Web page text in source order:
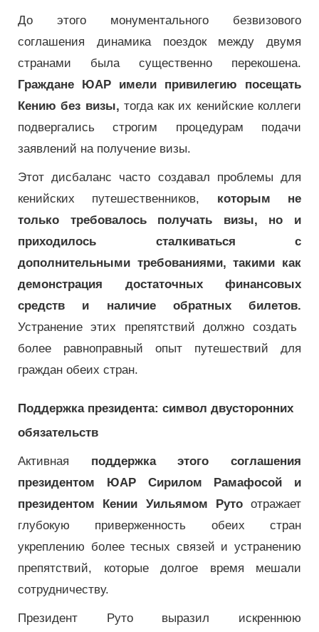
До этого монументального безвизового
соглашения динамика поездок между двумя
странами была существенно перекошена.
Граждане ЮАР имели привилегию посещать
Кению без визы, тогда как их кенийские коллеги
подвергались строгим процедурам подачи
заявлений на получение визы.
Этот дисбаланс часто создавал проблемы для
кенийских путешественников, которым не
только требовалось получать визы, но и
приходилось сталкиваться с
дополнительными требованиями, такими как
демонстрация достаточных финансовых
средств и наличие обратных билетов.
Устранение этих препятствий должно создать
более равноправный опыт путешествий для
граждан обеих стран.
Поддержка президента: символ двусторонних
обязательств
Активная поддержка этого соглашения
президентом ЮАР Сирилом Рамафосой и
президентом Кении Уильямом Рутоотражает
глубокую приверженность обеих стран
укреплению более тесных связей и устранению
препятствий, которые долгое время мешали
сотрудничеству.
Президент Руто выразил искреннюю